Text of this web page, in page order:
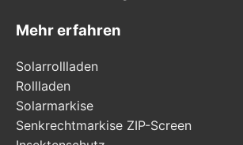
Mehr erfahren
Solarrollladen
Rollladen
Solarmarkise
Senkrechtmarkise ZIP-Screen